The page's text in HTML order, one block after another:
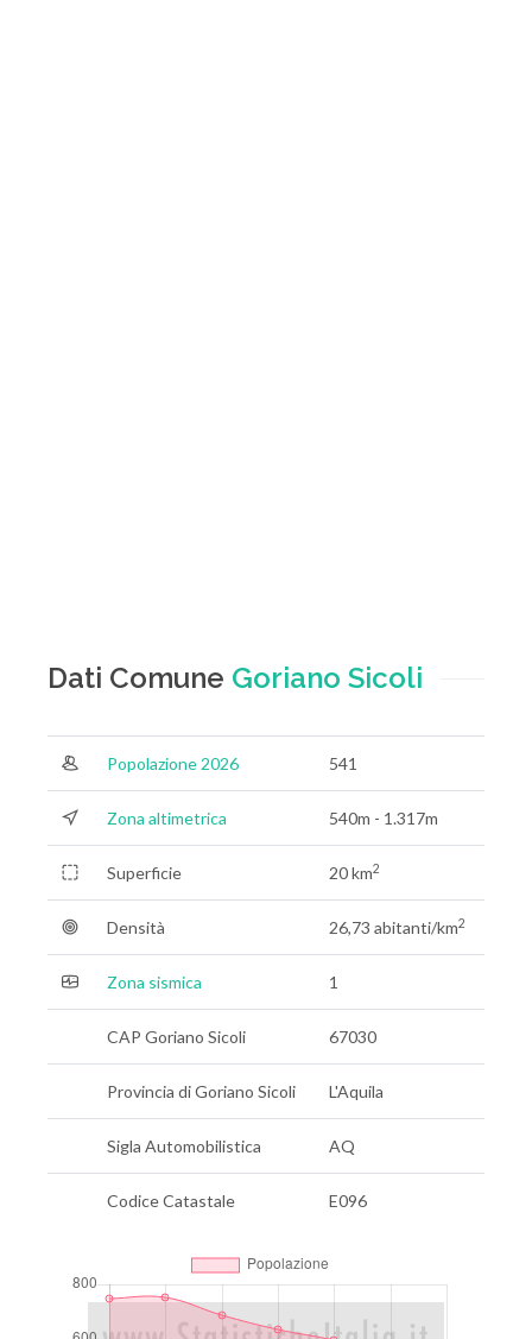
Dati Comune Goriano Sicoli
Popolazione 2026 541
Zona altimetrica 540m - 1.317m
Superficie 20 km2
Densità 26,73 abitanti/km2
Zona sismica 1
CAP Goriano Sicoli 67030
Provincia di Goriano Sicoli L'Aquila
Sigla Automobilistica AQ
Codice Catastale E096